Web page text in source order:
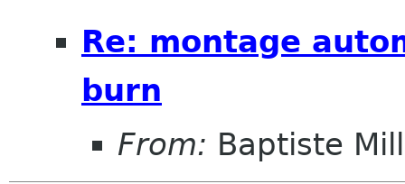
Re: montage
burn
From: Baptiste